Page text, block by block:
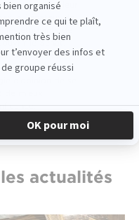
et enrichir leur
le Sénateur de
les étudiants de
le Sénat,
français. Des
aux
actualités